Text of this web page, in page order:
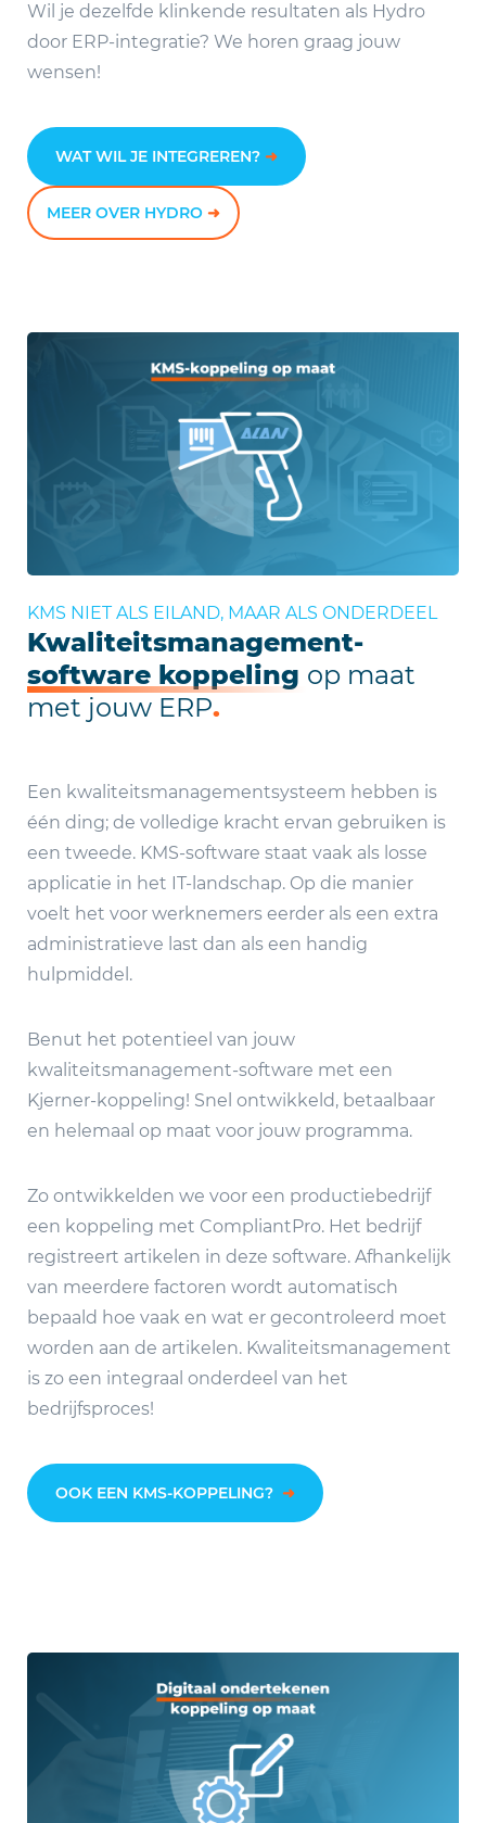
Wil je dezelfde klinkende resultaten als Hydro
door ERP-integratie? We horen graag jouw
wensen!
WAT WIL JE INTEGREREN? ➜
MEER OVER HYDRO ➜
KMS NIET ALS EILAND, MAAR ALS ONDERDEEL
Kwaliteitsmanagement-
software koppeling op maat
met jouw ERP.
Een kwaliteitsmanagementsysteem hebben is
één ding; de volledige kracht ervan gebruiken is
een tweede. KMS-software staat vaak als losse
applicatie in het IT-landschap. Op die manier
voelt het voor werknemers eerder als een extra
administratieve last dan als een handig
hulpmiddel.
Benut het potentieel van jouw
kwaliteitsmanagement-software met een
Kjerner-koppeling! Snel ontwikkeld, betaalbaar
en helemaal op maat voor jouw programma.
Zo ontwikkelden we voor een productiebedrijf
een koppeling met CompliantPro. Het bedrijf
registreert artikelen in deze software. Afhankelijk
van meerdere factoren wordt automatisch
bepaald hoe vaak en wat er gecontroleerd moet
worden aan de artikelen. Kwaliteitsmanagement
is zo een integraal onderdeel van het
bedrijfsproces!
OOK EEN KMS-KOPPELING? ➜